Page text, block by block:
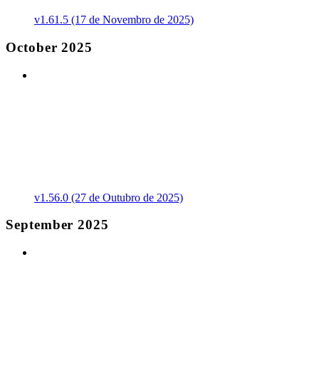
v1.61.5 (17 de Novembro de 2025)
October 2025
v1.56.0 (27 de Outubro de 2025)
September 2025